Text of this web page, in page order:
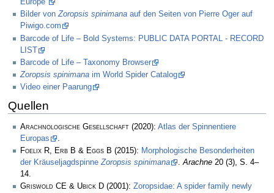
Europe”
Bilder vonZoropsis spinimana auf den Seiten von Pierre Oger auf
Piwigo.com
Barcode of Life – Bold Systems: PUBLIC DATA PORTAL - RECORD
LIST
Barcode of Life – Taxonomy Browser
Zoropsis spinimana im World Spider Catalog
Video einer Paarung
Quellen
Arachnologische Gesellschaft (2020): Atlas der Spinnentiere
Europas
.
Foelix R, Erb B & Eggs B (2015): Morphologische Besonderheiten
der KräuseljagdspinneZoropsis spinimana .Arachne 20 (3), S. 4–
14.
Griswold CE & Ubick D (2001): Zoropsidae: A spider family newly